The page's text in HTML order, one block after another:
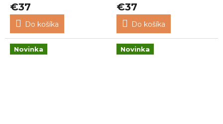
€37
Do košíka
€37
Do košíka
Novinka Novinka